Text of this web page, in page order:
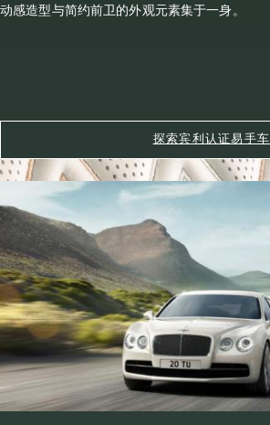
动感造型与简约前卫的外观元素集于一身。
探索宾利认证易手车